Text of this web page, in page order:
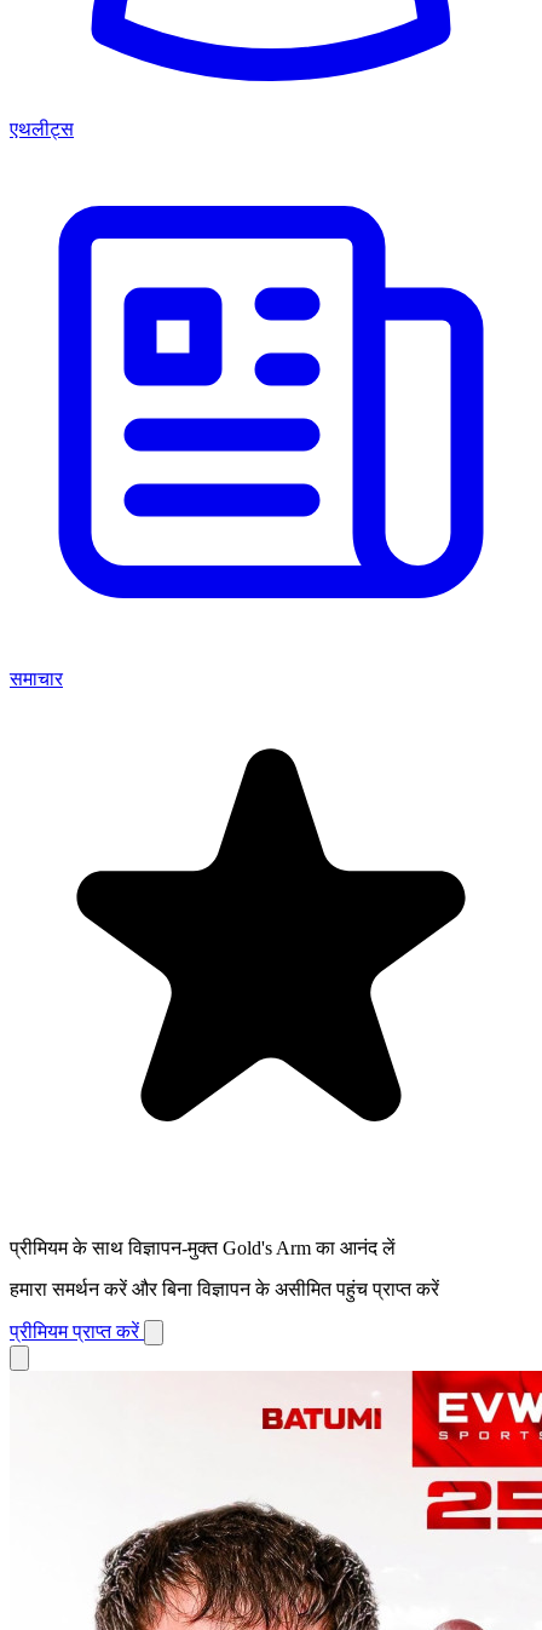
एथलीट्स
समाचार
प्रीमियम के साथ विज्ञापन-मुक्त Gold's Arm का आनंद लें
हमारा समर्थन करें और बिना विज्ञापन के असीमित पहुंच प्राप्त करें
प्रीमियम प्राप्त करें